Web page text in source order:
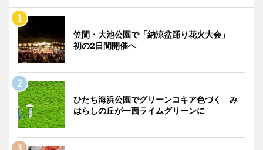
笠間・大池公園で「納涼盆踊り花火大会」
初の2日間開催へ
ひたち海浜公園でグリーンコキア色づく み
はらしの丘が一面ライムグリーンに